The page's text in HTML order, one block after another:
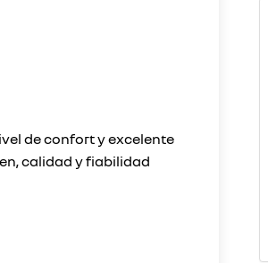
de confort y excelente
calidad y fiabilidad